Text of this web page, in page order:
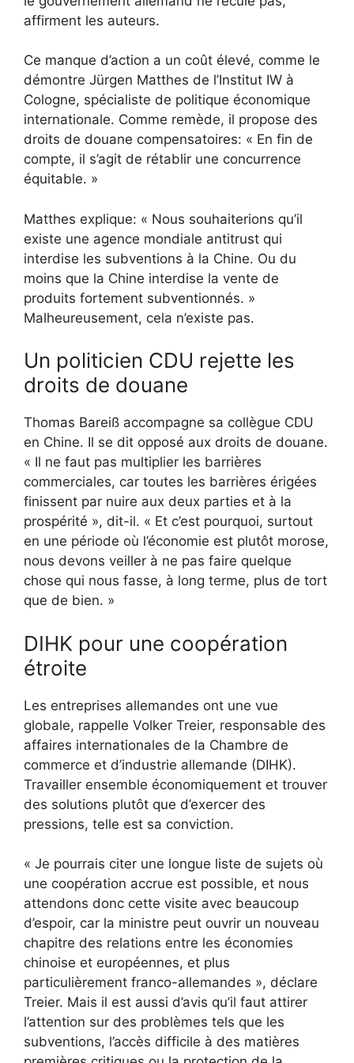
affirment les auteurs.
Ce manque d’action a un coût élevé, comme le
démontre Jürgen Matthes de l’Institut IW à
Cologne, spécialiste de politique économique
internationale. Comme remède, il propose des
droits de douane compensatoires: « En fin de
compte, il s’agit de rétablir une concurrence
équitable. »
Matthes explique: « Nous souhaiterions qu’il
existe une agence mondiale antitrust qui
interdise les subventions à la Chine. Ou du
moins que la Chine interdise la vente de
produits fortement subventionnés. »
Malheureusement, cela n’existe pas.
Un politicien CDU rejette les
droits de douane
Thomas Bareiß accompagne sa collègue CDU
en Chine. Il se dit opposé aux droits de douane.
« Il ne faut pas multiplier les barrières
commerciales, car toutes les barrières érigées
finissent par nuire aux deux parties et à la
prospérité », dit-il. « Et c’est pourquoi, surtout
en une période où l’économie est plutôt morose,
nous devons veiller à ne pas faire quelque
chose qui nous fasse, à long terme, plus de tort
que de bien. »
DIHK pour une coopération
étroite
Les entreprises allemandes ont une vue
globale, rappelle Volker Treier, responsable des
affaires internationales de la Chambre de
commerce et d’industrie allemande (DIHK).
Travailler ensemble économiquement et trouver
des solutions plutôt que d’exercer des
pressions, telle est sa conviction.
« Je pourrais citer une longue liste de sujets où
une coopération accrue est possible, et nous
attendons donc cette visite avec beaucoup
d’espoir, car la ministre peut ouvrir un nouveau
chapitre des relations entre les économies
chinoise et européennes, et plus
particulièrement franco-allemandes », déclare
Treier. Mais il est aussi d’avis qu’il faut attirer
l’attention sur des problèmes tels que les
subventions, l’accès difficile à des matières